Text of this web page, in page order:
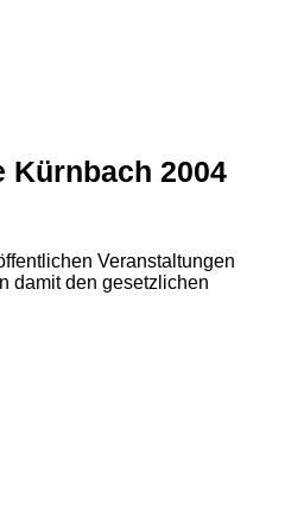
3
Kürnbach 2004
Veranstaltungen
damit den gesetzlichen